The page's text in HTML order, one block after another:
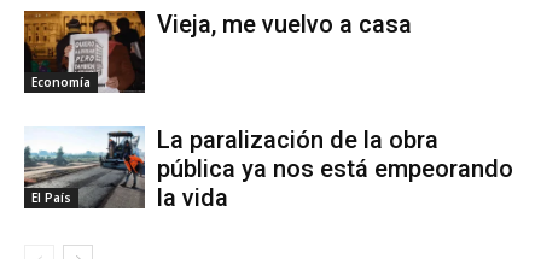
Economía
Vieja, me vuelvo a casa
El País
La paralización de la obra
pública ya nos está empeorando
la vida